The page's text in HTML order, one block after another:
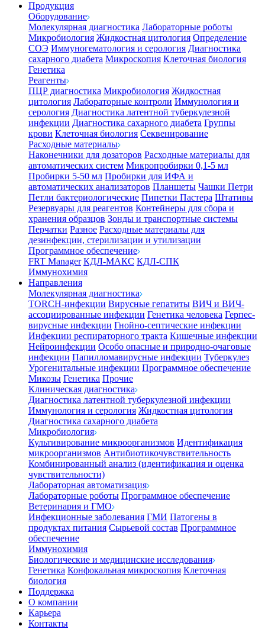
Продукция
Оборудование
Молекулярная диагностика Лабораторные роботы
Микробиология Жидкостная цитология Определение
СОЭ Иммуногематология и серология Диагностика
сахарного диабета Микроскопия Клеточная биология
Генетика
Реагенты
ПЦР диагностика Микробиология Жидкостная
цитология Лабораторные контроли Иммунология и
серология Диагностика латентной туберкулезной
инфекции Диагностика сахарного диабета Группы
крови Клеточная биология Секвенирование
Расходные материалы
Наконечники для дозаторов Расходные материалы для
автоматических систем Микропробирки 0,1-5 мл
Пробирки 5-50 мл Пробирки для ИФА и
автоматических анализаторов Планшеты Чашки Петри
Петли бактериологические Пипетки Пастера Штативы
Резервуары для реагентов Контейнеры для сбора и
хранения образцов Зонды и транспортные системы
Перчатки Разное Расходные материалы для
дезинфекции, стерилизации и утилизации
Программное обеспечение
FRT Manager КДЛ-МАКС КДЛ-СПК
Иммунохимия
Направления
Молекулярная диагностика
TORCH-инфекции Вирусные гепатиты ВИЧ и ВИЧ-
ассоциированные инфекции Генетика человека Герпес-
вирусные инфекции Гнойно-септические инфекции
Инфекции респираторного тракта Кишечные инфекции
Нейроинфекции Особо опасные и природно-очаговые
инфекции Папилломавирусные инфекции Туберкулез
Урогенитальные инфекции Программное обеспечение
Микозы Генетика Прочие
Клиническая диагностика
Диагностика латентной туберкулезной инфекции
Иммунология и серология Жидкостная цитология
Диагностика сахарного диабета
Микробиология
Культивирование микроорганизмов Идентификация
микроорганизмов Антибиотикочувствительность
Комбинированный анализ (идентификация и оценка
чувствительности)
Лабораторная автоматизация
Лабораторные роботы Программное обеспечение
Ветеринария и ГМО
Инфекционные заболевания ГМИ Патогены в
продуктах питания Сырьевой состав Программное
обеспечение
Иммунохимия
Биологические и медицинские исследования
Генетика Конфокальная микроскопия Клеточная
биология
Поддержка
О компании
Карьера
Контакты